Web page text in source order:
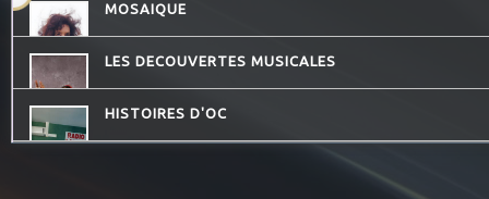
MOSAIQUE
LES DECOUVERTES MUSICALES
HISTOIRES D'OC